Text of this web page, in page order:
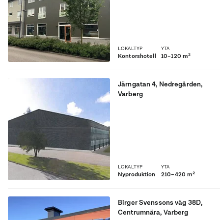
LOKALTYP
Kontorshotell
YTA
10–120 m²
Järngatan 4, Nedregården,
Varberg
LOKALTYP
Nyproduktion
YTA
210–420 m²
Birger Svenssons väg 38D,
Centrumnära, Varberg